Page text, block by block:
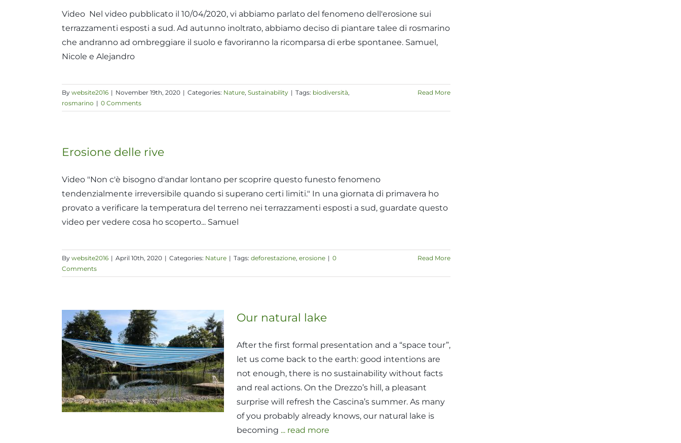
Video Nel video pubblicato il 10/04/2020, vi abbiamo parlato del fenomeno dell'erosione sui
terrazzamenti esposti a sud. Ad autunno inoltrato, abbiamo deciso di piantare talee di rosmarino
che andranno ad ombreggiare il suolo e favoriranno la ricomparsa di erbe spontanee. Samuel,
Nicole e Alejandro
By website2016 | November 19th, 2020 | Categories: Nature, Sustainability | Tags: biodiversità,
rosmarino | 0 Comments
Read More
Erosione delle rive
Video "Non c'è bisogno d'andar lontano per scoprire questo funesto fenomeno
tendenzialmente irreversibile quando si superano certi limiti." In una giornata di primavera ho
provato a verificare la temperatura del terreno nei terrazzamenti esposti a sud, guardate questo
video per vedere cosa ho scoperto... Samuel
By website2016 | April 10th, 2020 | Categories: Nature | Tags: deforestazione, erosione | 0
Comments
Read More
Our natural lake
After the first formal presentation and a “space tour”,
let us come back to the earth: good intentions are
not enough, there is no sustainability without facts
and real actions. On the Drezzo’s hill, a pleasant
surprise will refresh the Cascina’s summer. As many
of you probably already knows, our natural lake is
becoming ... read more